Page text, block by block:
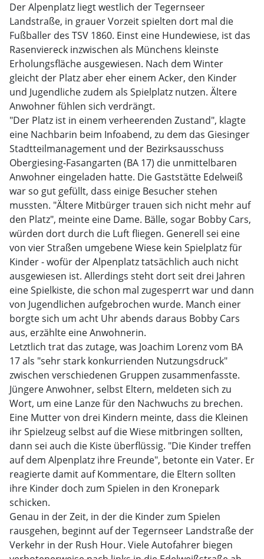
Der Alpenplatz liegt westlich der Tegernseer
Landstraße, in grauer Vorzeit spielten dort mal die
Fußballer des TSV 1860. Einst eine Hundewiese, ist das
Rasenviereck inzwischen als Münchens kleinste
Erholungsfläche ausgewiesen. Nach dem Winter
gleicht der Platz aber eher einem Acker, den Kinder
und Jugendliche zudem als Spielplatz nutzen. Ältere
Anwohner fühlen sich verdrängt.
"Der Platz ist in einem verheerenden Zustand", klagte
eine Nachbarin beim Infoabend, zu dem das Giesinger
Stadtteilmanagement und der Bezirksausschuss
Obergiesing-Fasangarten (BA 17) die unmittelbaren
Anwohner eingeladen hatte. Die Gaststätte Edelweiß
war so gut gefüllt, dass einige Besucher stehen
mussten. "Ältere Mitbürger trauen sich nicht mehr auf
den Platz", meinte eine Dame. Bälle, sogar Bobby Cars,
würden dort durch die Luft fliegen. Generell sei eine
von vier Straßen umgebene Wiese kein Spielplatz für
Kinder - wofür der Alpenplatz tatsächlich auch nicht
ausgewiesen ist. Allerdings steht dort seit drei Jahren
eine Spielkiste, die schon mal zugesperrt war und dann
von Jugendlichen aufgebrochen wurde. Manch einer
borgte sich um acht Uhr abends daraus Bobby Cars
aus, erzählte eine Anwohnerin.
Letztlich trat das zutage, was Joachim Lorenz vom BA
17 als "sehr stark konkurrienden Nutzungsdruck"
zwischen verschiedenen Gruppen zusammenfasste.
Jüngere Anwohner, selbst Eltern, meldeten sich zu
Wort, um eine Lanze für den Nachwuchs zu brechen.
Eine Mutter von drei Kindern meinte, dass die Kleinen
ihr Spielzeug selbst auf die Wiese mitbringen sollten,
dann sei auch die Kiste überflüssig. "Die Kinder treffen
auf dem Alpenplatz ihre Freunde", betonte ein Vater. Er
reagierte damit auf Kommentare, die Eltern sollten
ihre Kinder doch zum Spielen in den Kronepark
schicken.
Genau in der Zeit, in der die Kinder zum Spielen
rausgehen, beginnt auf der Tegernseer Landstraße der
Verkehr in der Rush Hour. Viele Autofahrer biegen